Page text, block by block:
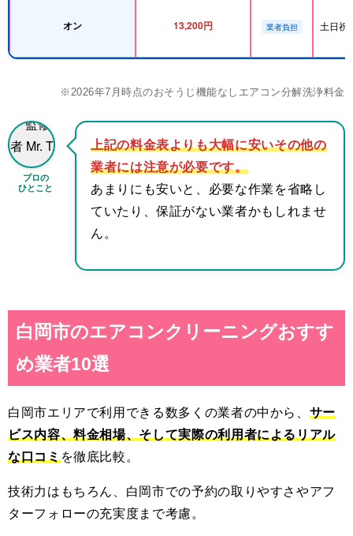
オン 13,200円 業者負担 土日祝
※2026年7月時点のおそうじ機能なしエアコン分解洗浄料金
プロの
ひとこと
上記の料金表よりも大幅に安いその他の
業者には注意が必要です。
あまりにも安いと、必要な作業を省略し
ていたり、保証がない業者かもしれませ
ん。
白岡市のエアコンクリーニングおすす
め業者10選
白岡市エリアで利用できる数多くの業者の中から、 サー
ビス内容、料金相場、そして実際の利用者によるリアル
な口コミ を徹底比較。
技術力はもちろん、白岡市での予約の取りやすさやアフ
ターフォローの充実度まで考慮。